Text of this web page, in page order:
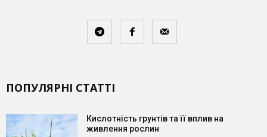
ПОПУЛЯРНІ СТАТТІ
Кислотність грунтів та її вплив на
живлення рослин